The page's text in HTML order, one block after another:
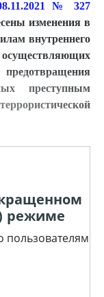
№ 327
изменения в
внутреннего
преступным
режиме
пользователям